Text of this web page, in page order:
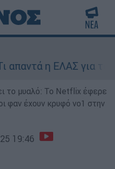
απαντά η ΕΛΑΣ για
το μυαλό: Το Netflix έφερε
φαν έχουν κρυφό νο1 στην
19:46